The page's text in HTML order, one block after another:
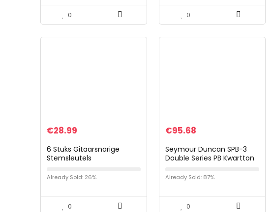
0 0
€28.99
6 Stuks Gitaarsnarige
Stemsleutels
Gitaarmechanieken Anti-
Already Sold: 26%
0
€95.68
Seymour Duncan SPB-3
Double Series PB Kwartton
Already Sold: 87%
0